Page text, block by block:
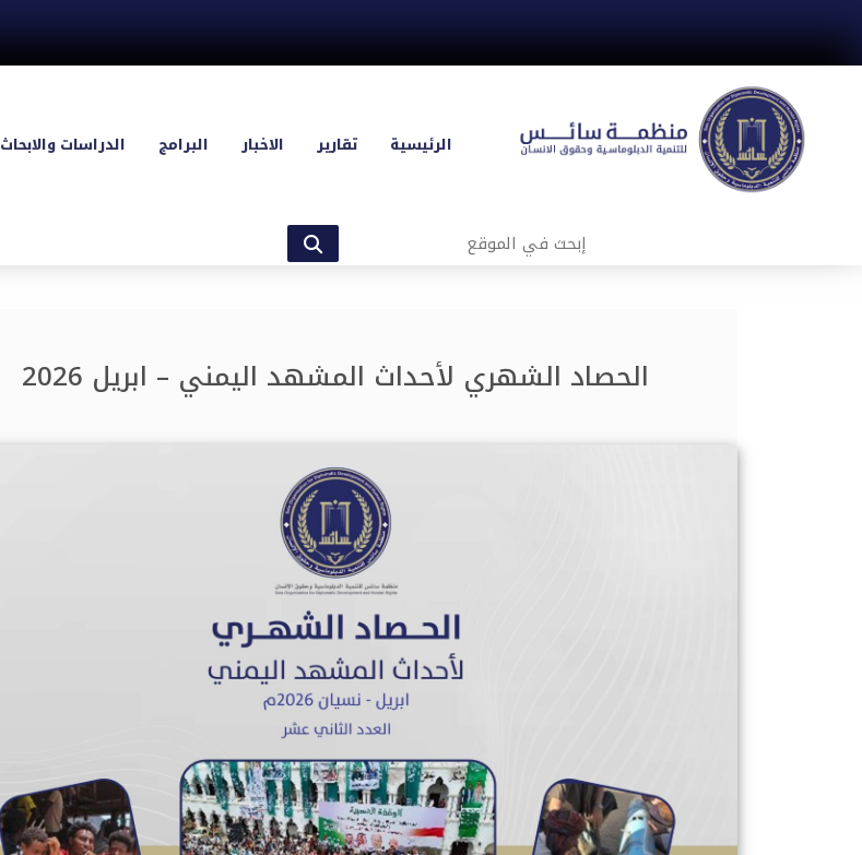
الرئيسية تقارير الاخبار البرامج الدراسات والابحاث
الحصاد الشهري لأحداث المشهد اليمني – ابريل 2026